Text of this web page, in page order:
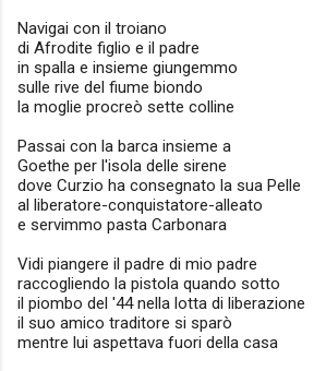
Navigai con il troiano
di Afrodite figlio e il padre
in spalla e insieme giungemmo
sulle rive del fiume biondo
la moglie procreò sette colline
Passai con la barca insieme a
Goethe per l'isola delle sirene
dove Curzio ha consegnato la sua Pelle
al liberatore-conquistatore-alleato
e servimmo pasta Carbonara
Vidi piangere il padre di mio padre
raccogliendo la pistola quando sotto
il piombo del '44 nella lotta di liberazione
il suo amico traditore si sparò
mentre lui aspettava fuori della casa